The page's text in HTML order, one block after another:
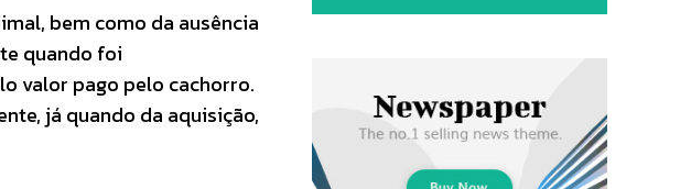
bem como da ausência
quando foi
valor pago pelo cachorro.
já quando da aquisição,